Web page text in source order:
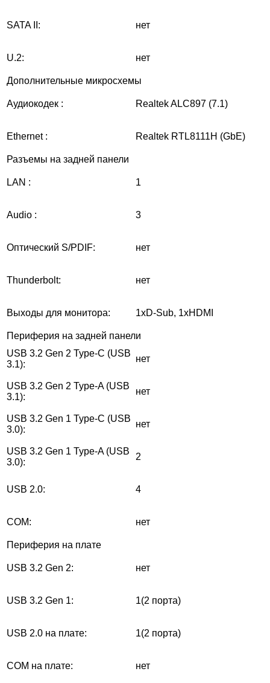
SATA II: нет
U.2: нет
Дополнительные микросхемы
Aудиокодек : Realtek ALC897 (7.1)
Ethernet : Realtek RTL8111H (GbE)
Разъемы на задней панели
LAN : 1
Audio : 3
Оптический S/PDIF: нет
Thunderbolt: нет
Выходы для монитора: 1хD-Sub, 1хHDMI
Периферия на задней панели
USB 3.2 Gen 2 Type-C (USB
3.1):
нет
USB 3.2 Gen 2 Type-A (USB
3.1):
нет
USB 3.2 Gen 1 Type-C (USB
3.0):
нет
USB 3.2 Gen 1 Type-A (USB
3.0):
2
USB 2.0: 4
COM: нет
Периферия на плате
USB 3.2 Gen 2: нет
USB 3.2 Gen 1: 1(2 порта)
USB 2.0 на плате: 1(2 порта)
COM на плате: нет